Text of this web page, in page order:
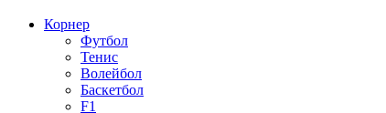
Корнер
Футбол
Тенис
Волейбол
Баскетбол
F1